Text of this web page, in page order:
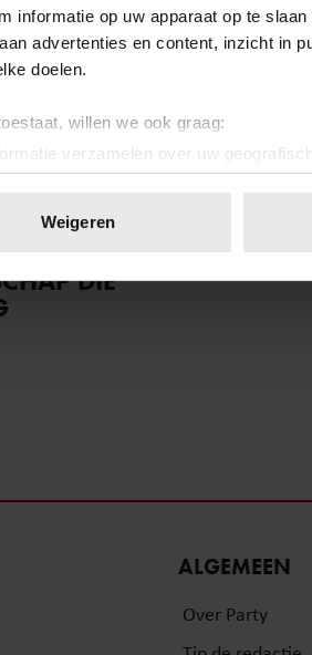
informatie op uw apparaat op te
advertenties en content, inzicht in
doelen.
willen we ook graag:
verzamelen over uw
apparaat identificeren door het actief
op elk moment wijzigen of intrekken
cookies om content en
te analyseren. Ook delen we
Weigeren
DIE
ALGEMEEN
Over Party